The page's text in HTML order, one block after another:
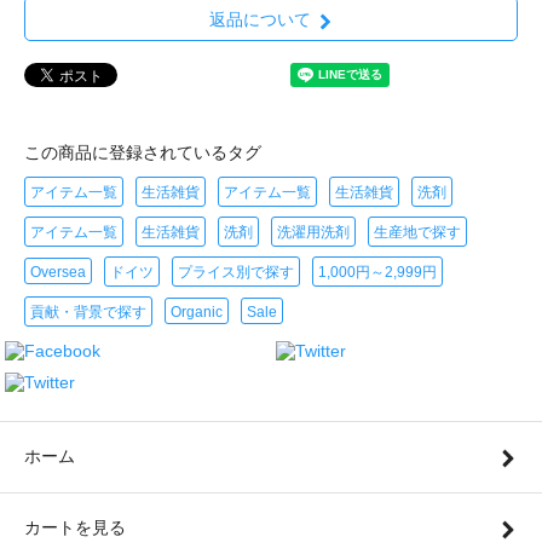
返品について
この商品に登録されているタグ
アイテム一覧 生活雑貨 アイテム一覧 生活雑貨 洗剤
アイテム一覧 生活雑貨 洗剤 洗濯用洗剤 生産地で探す
Oversea ドイツ プライス別で探す 1,000円～2,999円
貢献・背景で探す Organic Sale
ホーム
カートを見る